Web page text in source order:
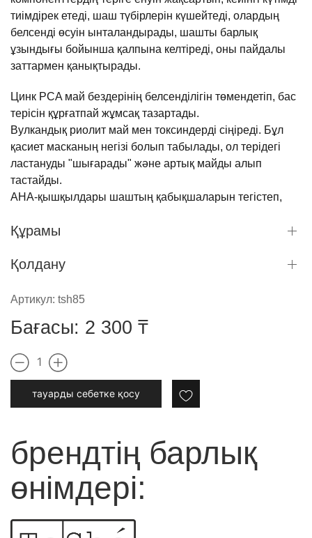
тиімдірек етеді, шаш түбірлерін күшейтеді, олардың
белсенді өсуін ынталандырады, шашты барлық
ұзындығы бойынша қалпына келтіреді, оны пайдалы
заттармен қанықтырады.
Цинк PCA май бездерінің белсенділігін төмендетіп, бас
терісін құрғатпай жұмсақ тазартады.
Вулкандық риолит май мен токсиндерді сіңіреді. Бұл
қасиет масканың негізі болып табылады, ол терідегі
ластануды "шығарады" және артық майды алып
тастайды.
АНА-қышқылдары шаштың қабықшаларын тегістеп,
өмірлік күш береді.
күреседі, май бездерінің жұмысын қалыпқа келтіреді
сергектікті ұзарту, күшейту
Қандай шаш түрлеріне арналған: барлық шаш
түрлеріне
Қандай тері түріне арналған: барлық бас терісі
pH: 3,0 - 3,5
Жарамдылық мерзімі: өндірілген күннен бастап 36 ай,
ашылғаннан кейін 12 ай
Құрамы
Қолдану
Артикул: tsh85
Бағасы: 2 300 ₸
1
тауарды cебетке қосу
брендтің барлық
өнімдері: